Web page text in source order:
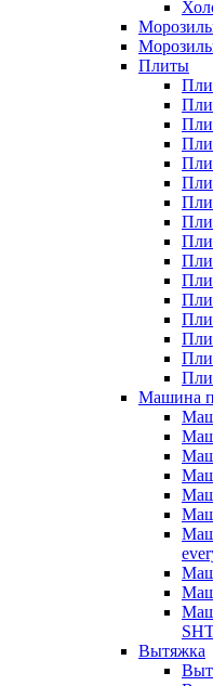
Плиты
Машина
Вытяжка